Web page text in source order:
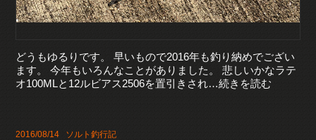
どうもゆるりです。 早いもので2016年も釣り納めでござい
ます。 今年もいろんなことがありました。 悲しいかなラテ
オ100MLと12ルビアス2506を置引きされ…続きを読む
2016/08/14 ソルト釣行記